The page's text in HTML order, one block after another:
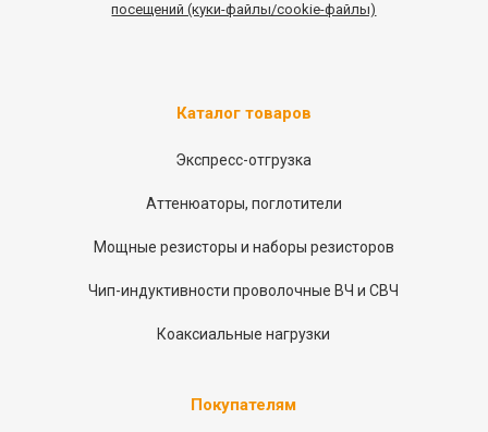
посещений (куки-файлы/cookie-файлы)
Каталог товаров
Экспресс-отгрузка
Аттенюаторы, поглотители
Мощные резисторы и наборы резисторов
Чип-индуктивности проволочные ВЧ и СВЧ
Коаксиальные нагрузки
Покупателям